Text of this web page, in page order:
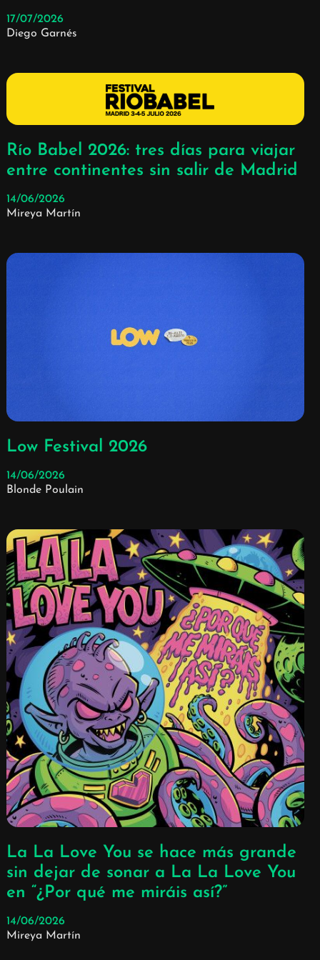
17/07/2026
Diego Garnés
Río Babel 2026: tres días para viajar
entre continentes sin salir de Madrid
14/06/2026
Mireya Martín
Low Festival 2026
14/06/2026
Blonde Poulain
La La Love You se hace más grande
sin dejar de sonar a La La Love You
en “¿Por qué me miráis así?”
14/06/2026
Mireya Martín